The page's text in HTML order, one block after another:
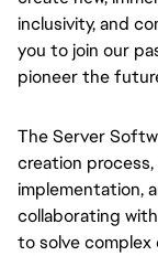
inclusivity, and
you to join our
pioneer the
The Server
creation
implementation,
collaborating
to solve complex